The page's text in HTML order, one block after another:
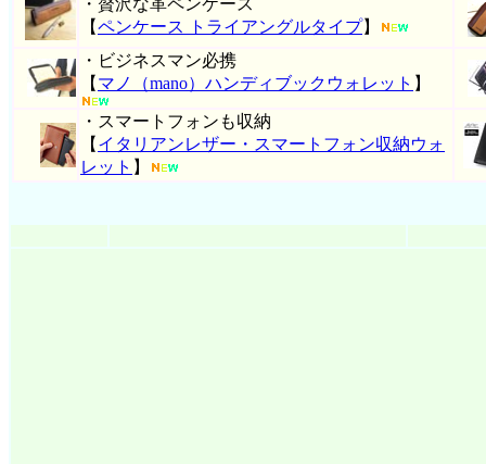
・贅沢な革ペンケース
【ペンケース トライアングルタイプ】
・ビジネスマン必携
【 マノ（mano）ハンディブックウォレット 】
・スマートフォンも収納
【 イタリアンレザー・スマートフォン収納ウォ
レット 】